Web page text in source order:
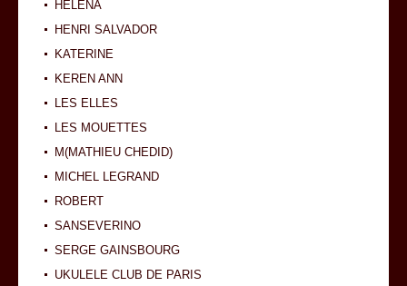
HELENA
HENRI SALVADOR
KATERINE
KEREN ANN
LES ELLES
LES MOUETTES
M(MATHIEU CHEDID)
MICHEL LEGRAND
ROBERT
SANSEVERINO
SERGE GAINSBOURG
UKULELE CLUB DE PARIS